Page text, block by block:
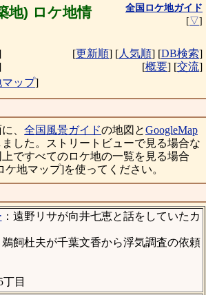
地) ロケ地情
全国ロケ地ガイド
[▽]
[更新順] [人気順] [DB検索]
[概要] [交流]
マップ]
、 全国風景ガイドの地図とGoogleMap
した。ストリートビューで見る場合な
ですべてのロケ地の一覧を見る場合
地マップ]を使ってください。
：遠野リサが向井七恵と話をしていたカ
飼杜夫が千葉文香から浮気調査の依頼
目